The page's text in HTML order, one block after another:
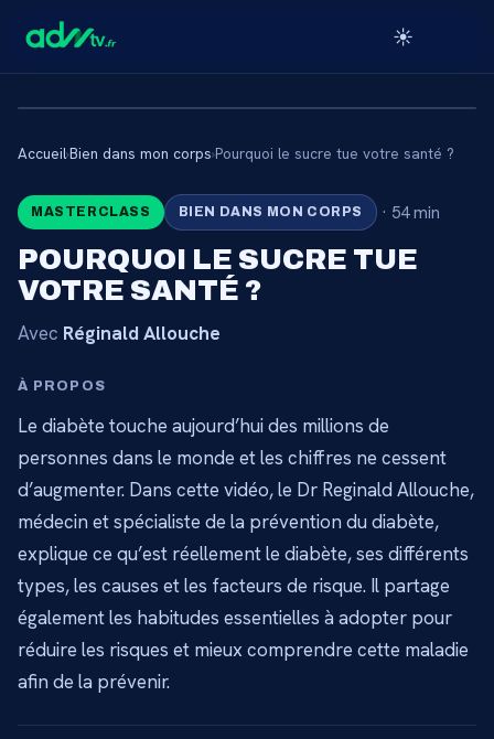
☀️
CONTENU RÉSERVÉ AUX
ABONNÉS
abonnez-vous pour accéder au catalogue.
Accueil›Bien dans mon corps›Pourquoi le sucre tue votre santé ?
MASTERCLASS BIEN DANS MON CORPS · 54 min
POURQUOI LE SUCRE TUE
VOTRE SANTÉ ?
Avec Réginald Allouche
À PROPOS
Le diabète touche aujourd’hui des millions de
personnes dans le monde et les chiffres ne cessent
d’augmenter. Dans cette vidéo, le Dr Reginald Allouche,
médecin et spécialiste de la prévention du diabète,
explique ce qu’est réellement le diabète, ses différents
types, les causes et les facteurs de risque. Il partage
également les habitudes essentielles à adopter pour
réduire les risques et mieux comprendre cette maladie
afin de la prévenir.